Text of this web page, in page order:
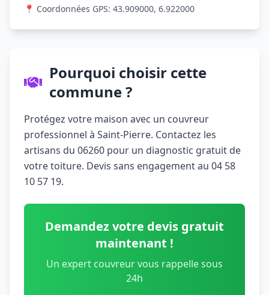
📍 Coordonnées GPS: 43.909000, 6.922000
Pourquoi choisir cette
commune ?
Protégez votre maison avec un couvreur
professionnel à Saint-Pierre. Contactez les
artisans du 06260 pour un diagnostic gratuit de
votre toiture. Devis sans engagement au 04 58
10 57 19.
Demandez votre devis gratuit
maintenant !
Un expert couvreur vous rappelle sous
24h